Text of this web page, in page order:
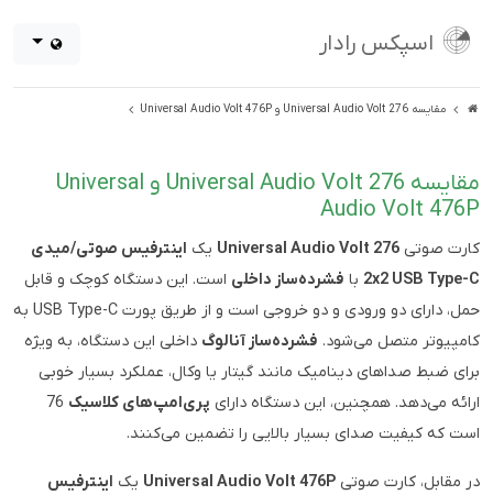
اسپکس رادار
مقایسه Universal Audio Volt 276 و Universal Audio Volt 476P
مقایسه Universal Audio Volt 276 و Universal
Audio Volt 476P
کارت صوتی Universal Audio Volt 276 یک اینترفیس صوتی/میدی
2x2 USB Type-C با فشرده‌ساز داخلی است. این دستگاه کوچک و قابل
حمل، دارای دو ورودی و دو خروجی است و از طریق پورت USB Type-C به
کامپیوتر متصل می‌شود. فشرده‌ساز آنالوگ داخلی این دستگاه، به ویژه
برای ضبط صداهای دینامیک مانند گیتار یا وکال، عملکرد بسیار خوبی
ارائه می‌دهد. همچنین، این دستگاه دارای پری‌امپ‌های کلاسیک 76
است که کیفیت صدای بسیار بالایی را تضمین می‌کنند.
در مقابل، کارت صوتی Universal Audio Volt 476P یک اینترفیس